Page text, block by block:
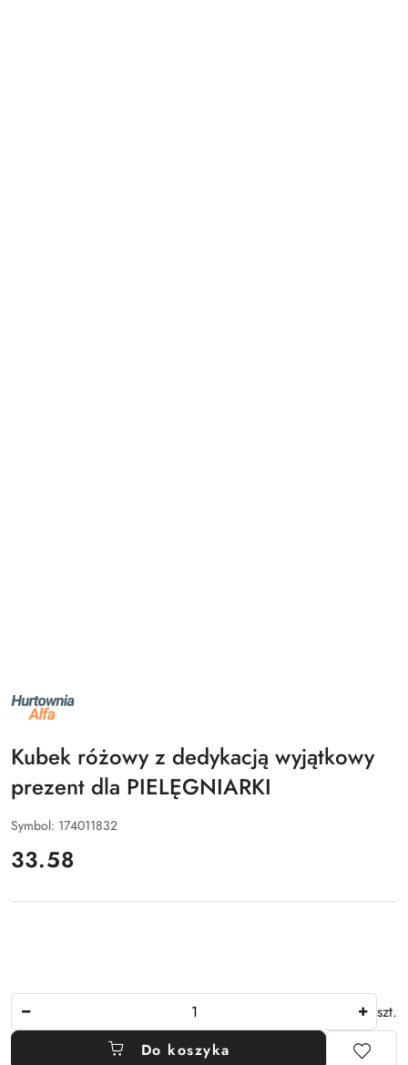
NAZWA
PRODUCENTA:
ALFA
Kubek różowy z dedykacją wyjątkowy
prezent dla PIELĘGNIARKI
Symbol: 174011832
cena:
33.58
szt.
Do koszyka